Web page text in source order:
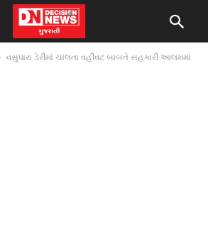
વસુધારા ડેરીમાં ચાલતા વહીવટ બાબતે સહકારી આલમમાં